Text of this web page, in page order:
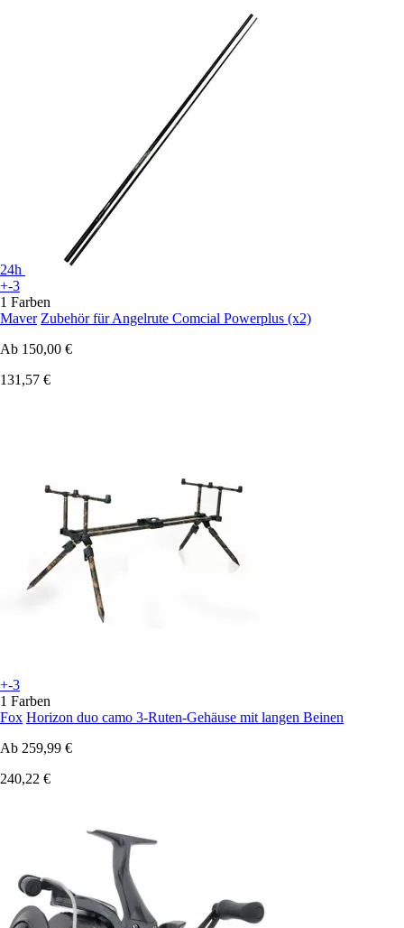
24h
+-3
1 Farben
Maver Zubehör für Angelrute Comcial Powerplus (x2)
Ab 150,00 €
131,57 €
+-3
1 Farben
Fox Horizon duo camo 3-Ruten-Gehäuse mit langen Beinen
Ab 259,99 €
240,22 €